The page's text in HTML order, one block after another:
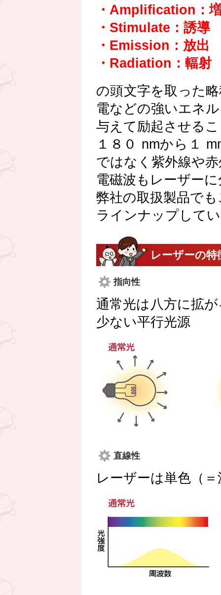
・Amplification：
・Stimulate：誘導
・Emission：放出
・Radiation：輻射
の頭文字を取った
電などの強いエネ
与えて励起させる
１８０ nmから１
ではなく紫外線や
電磁波もレーザー
弊社の取扱製品で
ラインナップして
レーザーの特
指向性
通常光は八方に拡
少ない平行光源
直線性
レーザーは単色（